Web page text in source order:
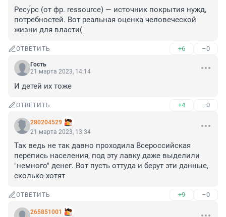
Ресу́рс (от фр. ressource) — источник покрытия нужд,
потребностей. Вот реальная оценка человеческой
жизни для власти(
ОТВЕТИТЬ +6 –0
Гость
21 марта 2023, 14:14
И детей их тоже
ОТВЕТИТЬ +4 –0
280204529
21 марта 2023, 13:34
Так ведь не так давно проходила Всероссийская
перепись населения, под эту лавку даже выделили
"немного" денег. Вот пусть оттуда и берут эти данные,
сколько хотят
ОТВЕТИТЬ +9 –0
265851001